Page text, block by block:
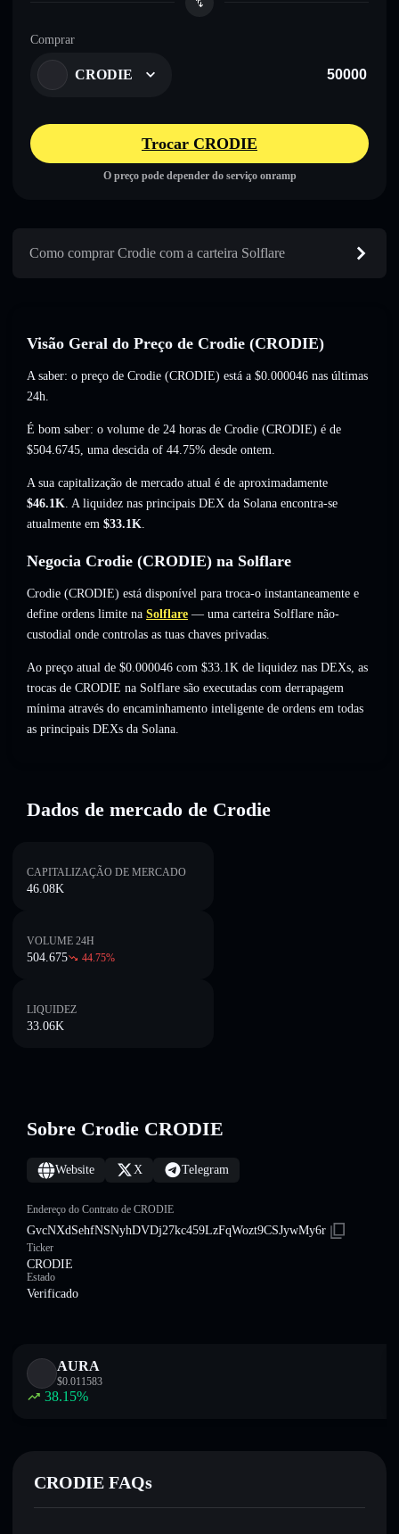
Comprar
CRODIE
Trocar CRODIE
O preço pode depender do serviço onramp
Como comprar Crodie com a carteira Solflare
Visão Geral do Preço de Crodie (CRODIE)
A saber: o preço de Crodie (CRODIE) está a $0.000046 nas últimas
24h.
É bom saber: o volume de 24 horas de Crodie (CRODIE) é de
$504.6745, uma descida of 44.75% desde ontem.
A sua capitalização de mercado atual é de aproximadamente
$46.1K. A liquidez nas principais DEX da Solana encontra-se
atualmente em $33.1K.
Negocia Crodie (CRODIE) na Solflare
Crodie (CRODIE) está disponível para troca-o instantaneamente e
define ordens limite na Solflare — uma carteira Solflare não-
custodial onde controlas as tuas chaves privadas.
Ao preço atual de $0.000046 com $33.1K de liquidez nas DEXs, as
trocas de CRODIE na Solflare são executadas com derrapagem
mínima através do encaminhamento inteligente de ordens em todas
as principais DEXs da Solana.
Dados de mercado de Crodie
CAPITALIZAÇÃO DE MERCADO
46.08K
VOLUME 24H
504.675 44.75%
LIQUIDEZ
33.06K
Sobre Crodie CRODIE
Website X Telegram
Endereço do Contrato de CRODIE
GvcNXdSehfNSNyhDVDj27kc459LzFqWozt9CSJywMy6r
Ticker
CRODIE
Estado
Verificado
AURA
$0.011583
38.15%
CRODIE FAQs